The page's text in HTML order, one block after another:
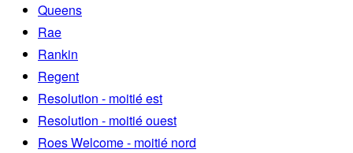
Queens
Rae
Rankin
Regent
Resolution - moitié est
Resolution - moitié ouest
Roes Welcome - moitié nord